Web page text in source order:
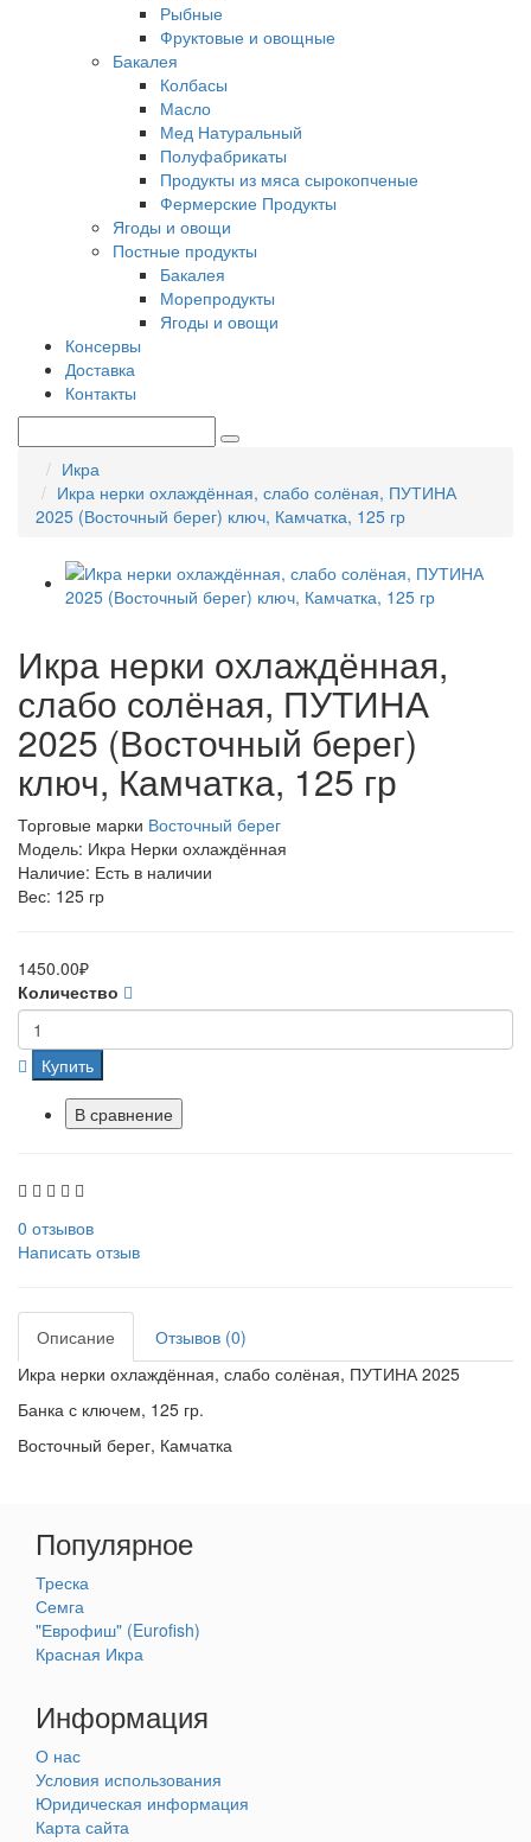
Рыбные
Фруктовые и овощные
Бакалея
Колбасы
Масло
Мед Натуральный
Полуфабрикаты
Продукты из мяса сырокопченые
Фермерские Продукты
Ягоды и овощи
Постные продукты
Бакалея
Морепродукты
Ягоды и овощи
Консервы
Доставка
Контакты
Икра
Икра нерки охлаждённая, слабо солёная, ПУТИНА
2025 (Восточный берег) ключ, Камчатка, 125 гр
Икра нерки охлаждённая,
слабо солёная, ПУТИНА
2025 (Восточный берег)
ключ, Камчатка, 125 гр
Торговые марки Восточный берег
Модель: Икра Нерки охлаждённая
Наличие: Есть в наличии
Вес: 125 гр
1450.00₽
Количество
Купить
В сравнение
0 отзывов
Написать отзыв
Описание
Отзывов (0)
Икра нерки охлаждённая, слабо солёная, ПУТИНА 2025
Банка с ключем, 125 гр.
Восточный берег, Камчатка
Популярное
Треска
Семга
"Еврофиш" (Eurofish)
Красная Икра
Информация
О нас
Условия использования
Юридическая информация
Карта сайта